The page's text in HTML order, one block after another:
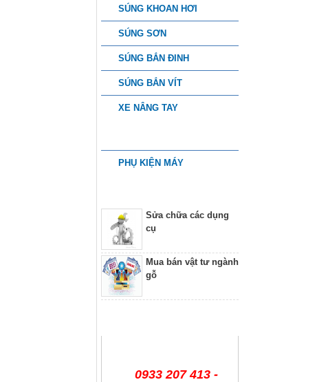
SÚNG KHOAN HƠI
SÚNG SƠN
SÚNG BẮN ĐINH
SÚNG BẮN VÍT
XE NÂNG TAY
PHỤ KIỆN MÁY
Sửa chữa các dụng
cụ
Mua bán vật tư ngành
gỗ
0933 207 413 -